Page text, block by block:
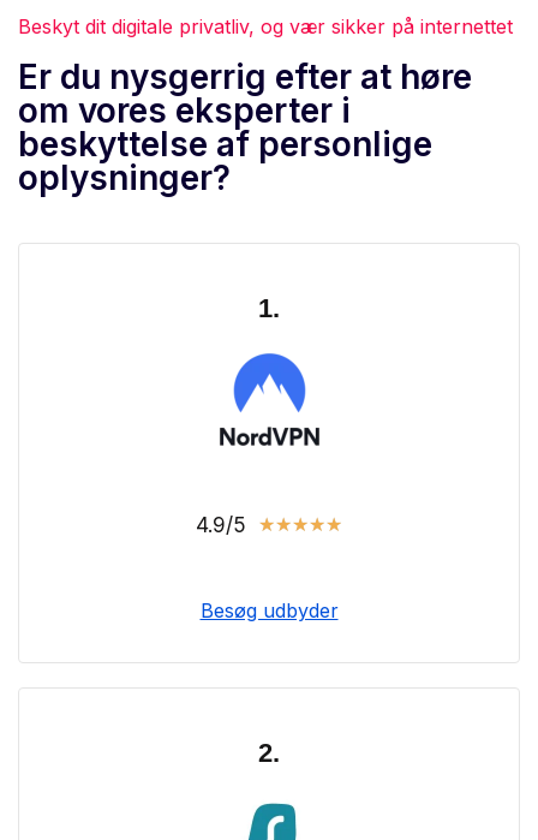
Beskyt dit digitale privatliv, og vær sikker på internettet
Er du nysgerrig efter at høre
om vores eksperter i
beskyttelse af personlige
oplysninger?
1.
4.9/5 ★★★★★
Besøg udbyder
2.